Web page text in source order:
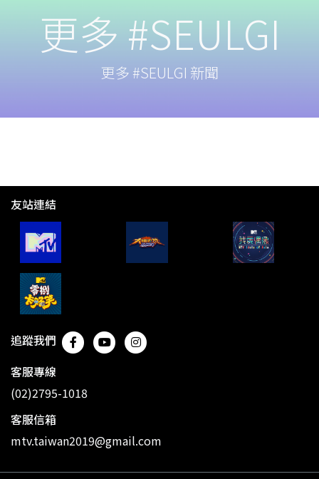
更多 #SEULGI
更多 #SEULGI 新聞
友站連結
追蹤我們
客服專線
(02)2795-1018
客服信箱
mtv.taiwan2019@gmail.com